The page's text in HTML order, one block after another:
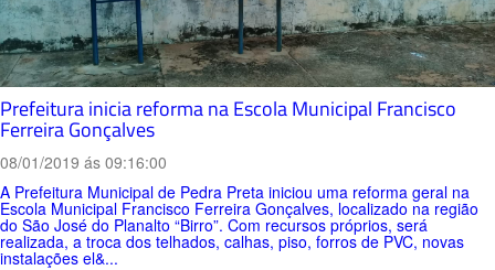
Prefeitura inicia reforma na Escola Municipal Francisco
Ferreira Gonçalves
08/01/2019 ás 09:16:00
A Prefeitura Municipal de Pedra Preta iniciou uma reforma geral na
Escola Municipal Francisco Ferreira Gonçalves, localizado na região
do São José do Planalto “Birro”. Com recursos próprios, será
realizada, a troca dos telhados, calhas, piso, forros de PVC, novas
instalações el&...